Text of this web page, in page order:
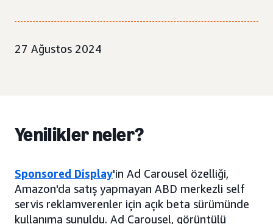
27 Ağustos 2024
Yenilikler neler?
Sponsored Display'in Ad Carousel özelliği,
Amazon'da satış yapmayan ABD merkezli self
servis reklamverenler için açık beta sürümünde
kullanıma sunuldu. Ad Carousel, görüntülü